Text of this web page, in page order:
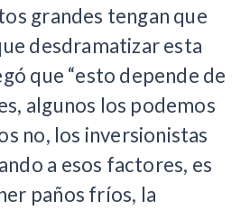
grandes tengan que
desdramatizar esta
que “esto depende de
algunos los podemos
no, los inversionistas
a esos factores, es
paños fríos, la